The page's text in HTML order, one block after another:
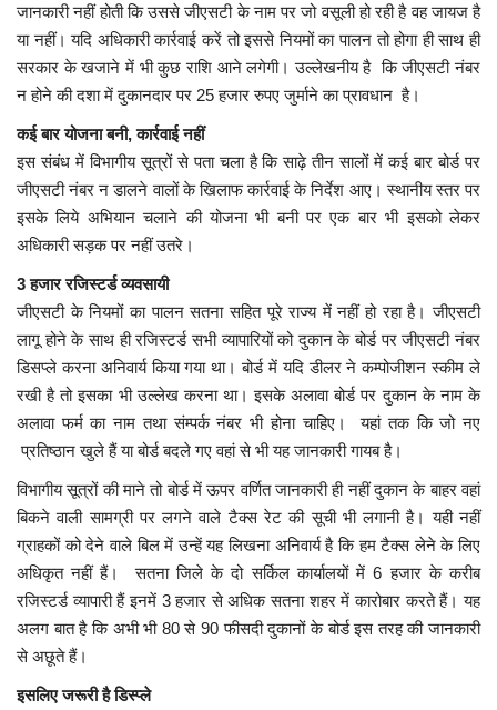
लाइफस्टाइल
खेल
ब्रेकिंग न्यूज़
व्यापार
जानकारी नहीं होती कि उससे जीएसटी के नाम पर जो वसूली हो रही है वह जायज है
या नहीं। यदि अधिकारी कार्रवाई करें तो इससे नियमों का पालन तो होगा ही साथ ही
सरकार के खजाने में भी कुछ राशि आने लगेगी। उल्लेखनीय है कि जीएसटी नंबर
न होने की दशा में दुकानदार पर 25 हजार रुपए जुर्माने का प्रावधान है।
कई बार योजना बनी, कार्रवाई नहीं
इस संबंध में विभागीय सूत्रों से पता चला है कि साढ़े तीन सालों में कई बार बोर्ड पर
जीएसटी नंबर न डालने वालों के खिलाफ कार्रवाई के निर्देश आए। स्थानीय स्तर पर
इसके लिये अभियान चलाने की योजना भी बनी पर एक बार भी इसको लेकर
अधिकारी सड़क पर नहीं उतरे।
3 हजार रजिस्टर्ड व्यवसायी
जीएसटी के नियमों का पालन सतना सहित पूरे राज्य में नहीं हो रहा है। जीएसटी
लागू होने के साथ ही रजिस्टर्ड सभी व्यापारियों को दुकान के बोर्ड पर जीएसटी नंबर
डिसप्ले करना अनिवार्य किया गया था। बोर्ड में यदि डीलर ने कम्पोजीशन स्कीम ले
रखी है तो इसका भी उल्लेख करना था। इसके अलावा बोर्ड पर दुकान के नाम के
अलावा फर्म का नाम तथा संम्पर्क नंबर भी होना चाहिए। यहां तक कि जो नए
प्रतिष्ठान खुले हैं या बोर्ड बदले गए वहां से भी यह जानकारी गायब है।
विभागीय सूत्रों की माने तो बोर्ड में ऊपर वर्णित जानकारी ही नहीं दुकान के बाहर वहां
बिकने वाली सामग्री पर लगने वाले टैक्स रेट की सूची भी लगानी है। यही नहीं
ग्राहकों को देने वाले बिल में उन्हें यह लिखना अनिवार्य है कि हम टैक्स लेने के लिए
अधिकृत नहीं हैं। सतना जिले के दो सर्किल कार्यालयों में 6 हजार के करीब
रजिस्टर्ड व्यापारी हैं इनमें 3 हजार से अधिक सतना शहर में कारोबार करते हैं। यह
अलग बात है कि अभी भी 80 से 90 फीसदी दुकानों के बोर्ड इस तरह की जानकारी
से अछूते हैं।
इसलिए जरूरी है डिस्प्ले